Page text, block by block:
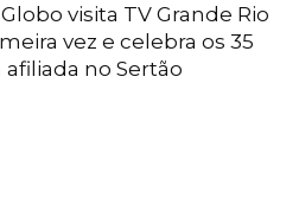
visita TV Grande Rio
vez e celebra os 35
afiliada no Sertão